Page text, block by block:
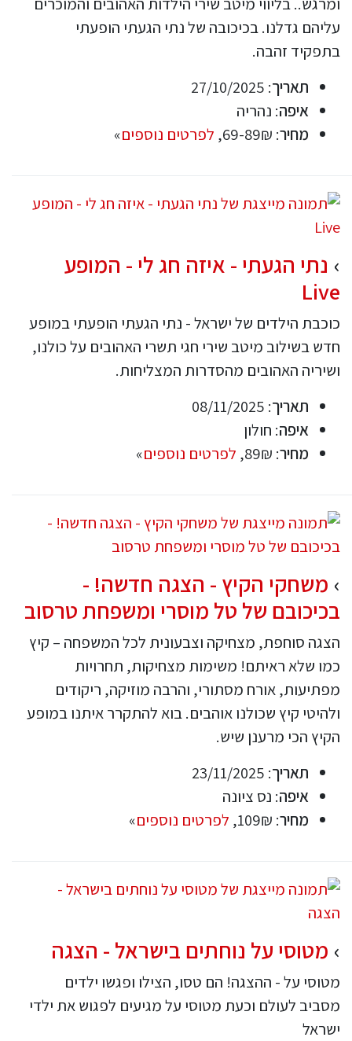
עליהם גדלנו. בכיכובה של נתי הגעתי הופעתי
בתפקיד זהבה.
תאריך: 27/10/2025
איפה: נהריה
מחיר: 69-89₪, לפרטים נוספים»
נתי הגעתי - איזה חג לי - המופע
Live
כוכבת הילדים של ישראל - נתי הגעתי הופעתי במופע
חדש בשילוב מיטב שירי חגי תשרי האהובים על כולנו,
ושיריה האהובים מהסדרות המצליחות.
תאריך: 08/11/2025
איפה: חולון
מחיר: 89₪, לפרטים נוספים»
משחקי הקיץ - הצגה חדשה! -
בכיכובם של טל מוסרי ומשפחת טרסוב
הצגה סוחפת, מצחיקה וצבעונית לכל המשפחה – קיץ
כמו שלא ראיתם! משימות מצחיקות, תחרויות
מפתיעות, אורח מסתורי, והרבה מוזיקה, ריקודים
ולהיטי קיץ שכולנו אוהבים. בוא להתקרר איתנו במופע
הקיץ הכי מרענן שיש.
תאריך: 23/11/2025
איפה: נס ציונה
מחיר: 109₪, לפרטים נוספים»
מטוסי על נוחתים בישראל - הצגה
מטוסי על - ההצגה! הם טסו, הצילו ופגשו ילדים
מסביב לעולם וכעת מטוסי על מגיעים לפגוש את ילדי
ישראל